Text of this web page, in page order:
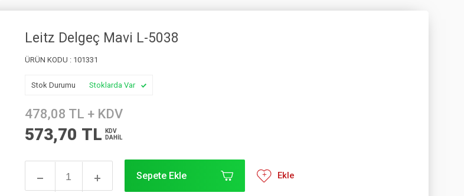
Leitz Delgeç Mavi L-5038
ÜRÜN KODU : 101331
Stok Durumu Stoklarda Var
478,08 TL + KDV
573,70 TL
KDV
DAHİL
Sepete Ekle Ekle